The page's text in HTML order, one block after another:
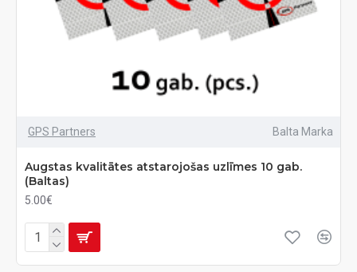
GPS Partners Balta Marka
Augstas kvalitātes atstarojošas uzlīmes 10 gab.
(Baltas)
5.00€